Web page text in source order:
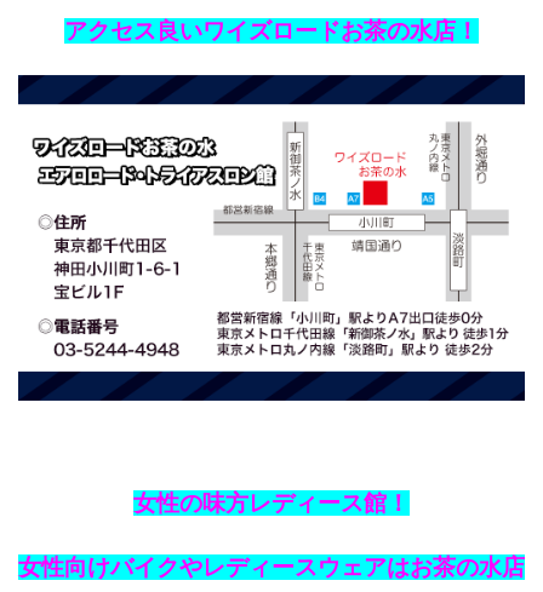
アクセス良いワイズロードお茶の水店！
女性の味方レディース館！
女性向けバイクやレディースウェアはお茶の水店